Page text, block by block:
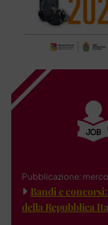
Pubblicazione:
Bandi e
della Repubblica